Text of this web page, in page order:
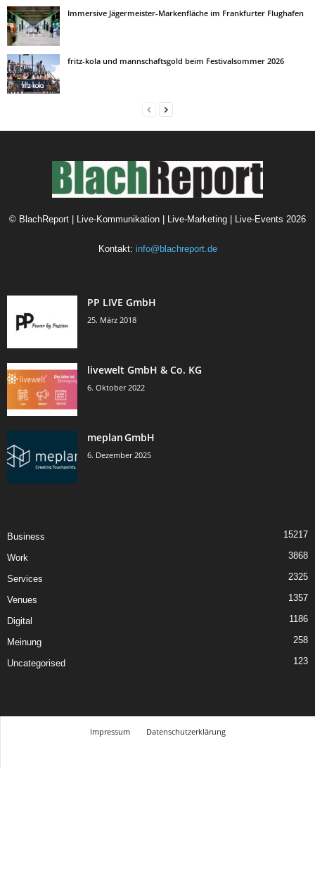
Immersive Jägermeister-Markenfläche im Frankfurter Flughafen
fritz-kola und mannschaftsgold beim Festivalsommer 2026
© BlachReport | Live-Kommunikation | Live-Marketing | Live-Events 2026
Kontakt: info@blachreport.de
PP LIVE GmbH
25. März 2018
livewelt GmbH & Co. KG
6. Oktober 2022
meplan GmbH
6. Dezember 2025
Business 15217
Work 3868
Services 2325
Venues 1357
Digital 1186
Meinung 258
Uncategorised 123
Impressum
Datenschutzerklärung